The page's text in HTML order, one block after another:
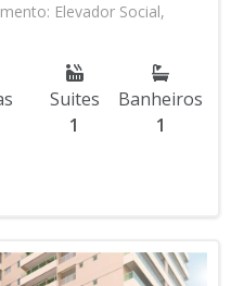
Elevador Social,
Portão Automático,
Gás Encanado,
de Festas, Espaço Kids,
Academia,
* Os valores e
nossa equipe
Suites
1
Banheiros
1